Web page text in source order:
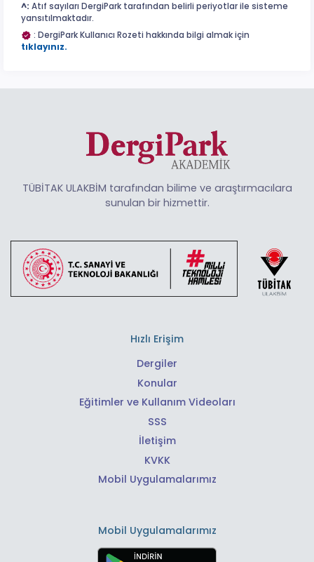
^: Atıf sayıları DergiPark tarafından belirli periyotlar ile sisteme
yansıtılmaktadır.
: DergiPark Kullanıcı Rozeti hakkında bilgi almak için
tıklayınız.
TÜBİTAK ULAKBİM tarafından bilime ve araştırmacılara
sunulan bir hizmettir.
Hızlı Erişim
Dergiler
Konular
Eğitimler ve Kullanım Videoları
SSS
İletişim
KVKK
Mobil Uygulamalarımız
Mobil Uygulamalarımız